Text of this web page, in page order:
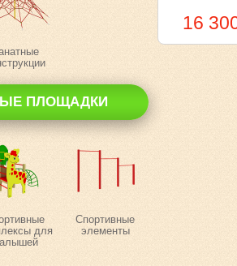
ПЛОЩАДКИ
для
Спортивные
элементы
16